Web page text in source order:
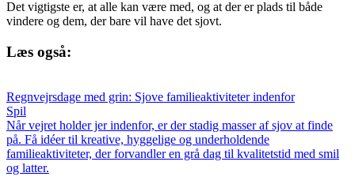
Det vigtigste er, at alle kan være med, og at der er plads til både
vindere og dem, der bare vil have det sjovt.
Læs også:
Regnvejrsdage med grin: Sjove familieaktiviteter indenfor
Spil
Når vejret holder jer indenfor, er der stadig masser af sjov at finde
på. Få idéer til kreative, hyggelige og underholdende
familieaktiviteter, der forvandler en grå dag til kvalitetstid med smil
og latter.